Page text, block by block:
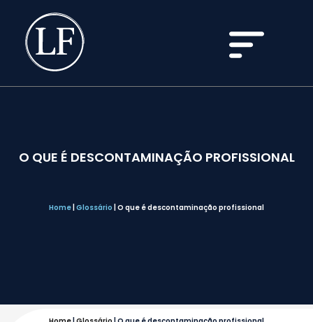
O QUE É DESCONTAMINAÇÃO PROFISSIONAL
Home Glossário O que é descontaminação profissional